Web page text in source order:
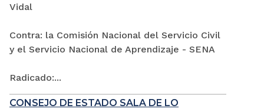
Vidal
Contra: la Comisión Nacional del Servicio Civil
y el Servicio Nacional de Aprendizaje - SENA
Radicado:...
CONSEJO DE ESTADO SALA DE LO